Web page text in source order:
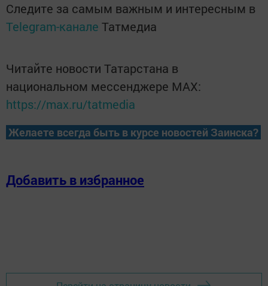
Следите за самым важным и интересным в
Telegram-канале Татмедиа
Читайте новости Татарстана в
национальном мессенджере MАХ:
https://max.ru/tatmedia
Желаете всегда быть в курсе новостей Заинска?
Добавить в избранное